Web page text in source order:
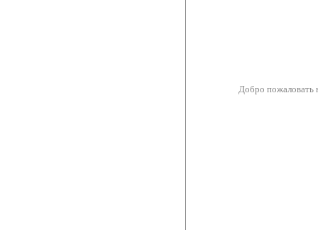
Добро пожаловать